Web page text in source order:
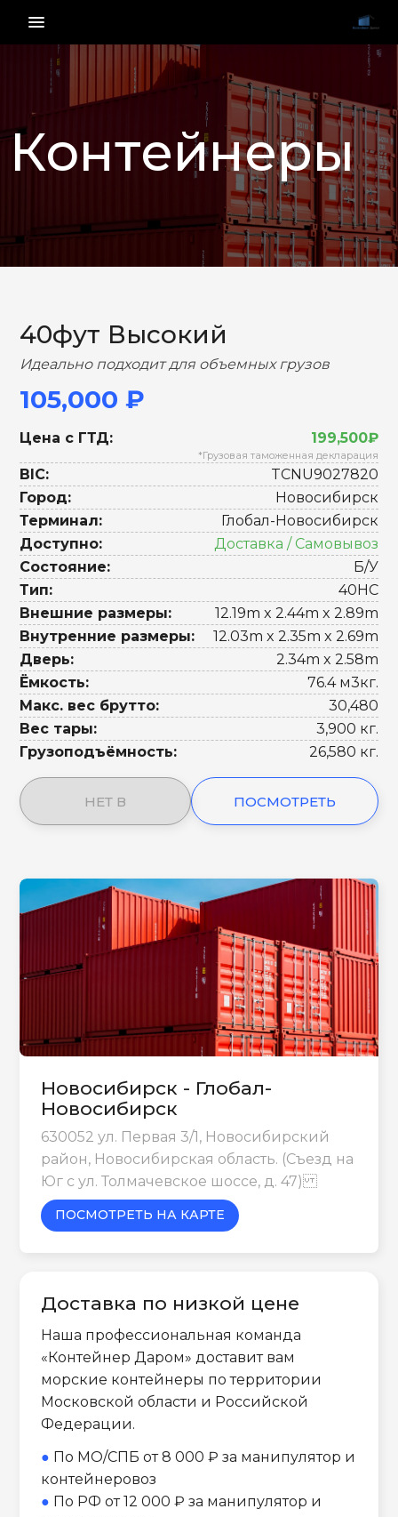
menu_vert
Контейнеры
НАЗАД ВПЕРЕД
40фут Высокий
Идеально подходит для объемных грузов
105,000 ₽
Цена с ГТД: 199,500₽
*Грузовая таможенная декларация
BIC:
TCNU9027820
Город:
Новосибирск
Терминал:
Глобал-Новосибирск
Доступно:
Доставка / Самовывоз
Состояние:
Б/У
Тип:
40HC
Внешние размеры:
12.19m x 2.44m x 2.89m
Внутренние размеры:
12.03m x 2.35m x 2.69m
Дверь:
2.34m x 2.58m
Ёмкость:
76.4 м3кг.
Макс. вес брутто:
30,480
Вес тары:
3,900 кг.
Грузоподъёмность:
26,580 кг.
НЕТ В ПОСМОТРЕТЬ
Новосибирск - Глобал-
Новосибирск
630052 ул. Первая 3/1, Новосибирский
район, Новосибирская область. (Съезд на
Юг с ул. Толмачевское шоссе, д. 47)
ПОСМОТРЕТЬ НА КАРТЕ
Доставка по низкой цене
Наша профессиональная команда
«Контейнер Даром» доставит вам
морские контейнеры по территории
Московской области и Российской
Федерации.
● По МО/СПБ от 8 000 ₽ за манипулятор и
контейнеровоз
● По РФ от 12 000 ₽ за манипулятор и